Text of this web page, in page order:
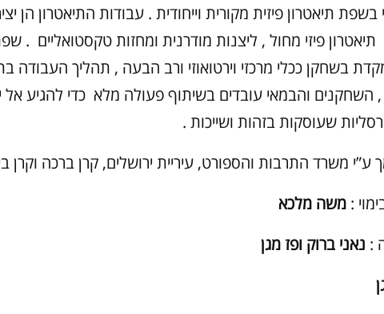
בשפת תיאטרון פיזית מקורית וייחודית . עבודות התיאטרון הן
פיזי מחול , ליצנות מודרנית ומחזות טקסטואליים .
בשחקן ככלי מרכזי וירטואוזי ורב הבעה , תהליך העבודה
השחקנים והבמאי עובדים בשיתוף פעולה מלא כדי להגיע אל
שעוסקות בזהות ושייכות .
ע”י משרד התרבות והספורט, עיריית ירושלים, קרן ברכה וקרן
: משה מלכא
: נאני ברוק ופז מגן